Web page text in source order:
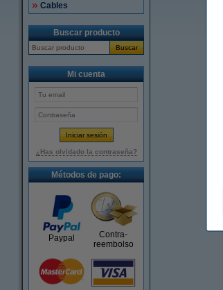
Cables
Buscar producto
Buscar
Mi cuenta
¿Has olvidado la contraseña?
Métodos de pago:
Paypal
Contra-
reembolso